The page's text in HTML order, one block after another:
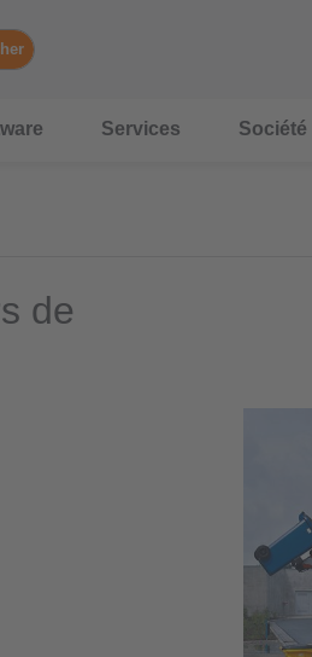
Services Société
de